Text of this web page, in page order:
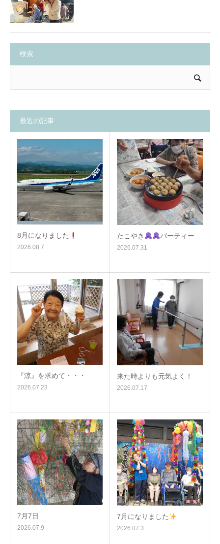
検索
最近の記事
8月になりました
2026.08.7
たこやき パーティー
2026.07.31
『涼』を求めて・・・
2026.07.23
来た時よりも元気よく！
2026.07.17
7月7日
2026.07.9
7月になりました
2026.07.3